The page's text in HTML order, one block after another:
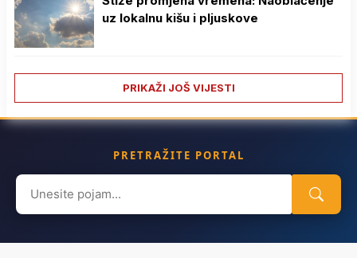
uz lokalnu kišu i pljuskove
PRIKAŽI JOŠ VIJESTI
PRETRAŽITE PORTAL
Search
for: